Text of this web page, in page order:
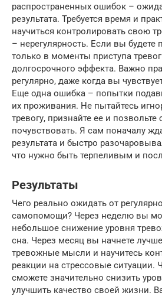
распространенных ошибок –
результата. Требуется время и
научиться контролировать свою
– нерегулярность. Если вы будете
только в моменты приступа
долгосрочного эффекта. Важно
регулярно, даже когда вы
Еще одна ошибка – попытки
их проживания. Не пытайтесь
тревогу, признайте ее и позвольте
почувствовать. Я сам поначалу
результата и быстро
что нужно быть терпеливым и
Результаты
Чего реально ожидать от
самопомощи? Через неделю вы
небольшое снижение уровня
сна. Через месяц вы начнете
тревожные мысли и научитесь
реакции на стрессовые ситуации.
сможете значительно снизить
улучшить качество своей жизни.